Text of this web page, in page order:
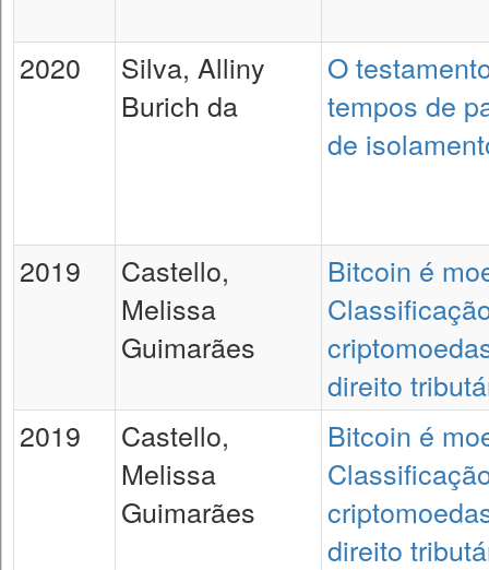
2020
Silva, Alliny
Burich da
O
tempos de
de
2019
Castello,
Melissa
Guimarães
Bitcoin é
direito
2019
Castello,
Melissa
Guimarães
Bitcoin é
direito